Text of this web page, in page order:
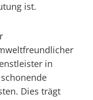
ist.
in
Dies trägt